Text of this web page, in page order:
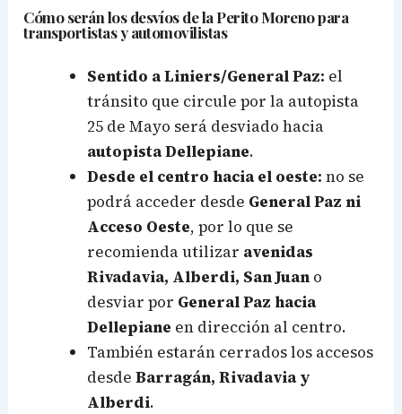
Cómo serán los desvíos de la Perito Moreno para
transportistas y automovilistas
Sentido a Liniers/General Paz: el
tránsito que circule por la autopista
25 de Mayo será desviado hacia
autopista Dellepiane.
Desde el centro hacia el oeste: no se
podrá acceder desde General Paz ni
Acceso Oeste, por lo que se
recomienda utilizar avenidas
Rivadavia, Alberdi, San Juan o
desviar por General Paz hacia
Dellepiane en dirección al centro.
También estarán cerrados los accesos
desdeBarragán, Rivadavia y
Alberdi.